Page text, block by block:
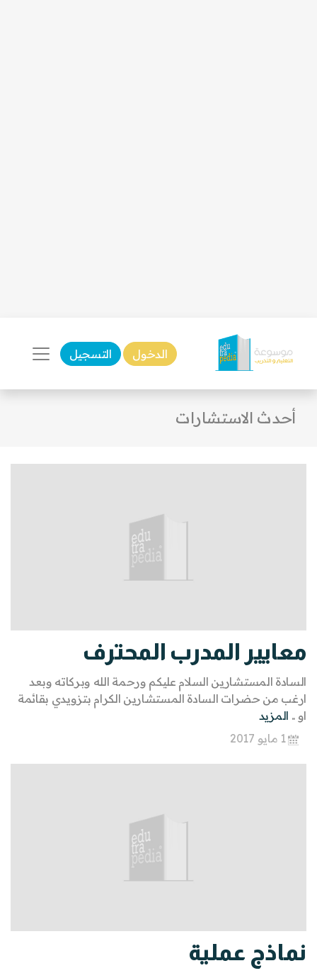
الدخول التسجيل
أحدث الاستشارات
معايير المدرب المحترف
السادة المستشارين السلام عليكم ورحمة الله وبركاته وبعد
ارغب من حضرات السادة المستشارين الكرام بتزويدي بقائمة
او .. المزيد
1 مايو 2017
نماذج عملية